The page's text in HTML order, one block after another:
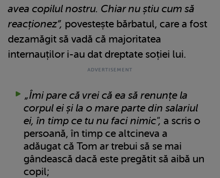
avea copilul nostru. Chiar nu știu cum să
reacționez”, povestește bărbatul, care a fost
dezamăgit să vadă că majoritatea
internauților i-au dat dreptate soției lui.
„Îmi pare că vrei că ea să renunțe la
corpul ei și la o mare parte din salariul
ei, în timp ce tu nu faci nimic", a scris o
persoană, în timp ce altcineva a
adăugat că Tom ar trebui să se mai
gândească dacă este pregătit să aibă un
copil;